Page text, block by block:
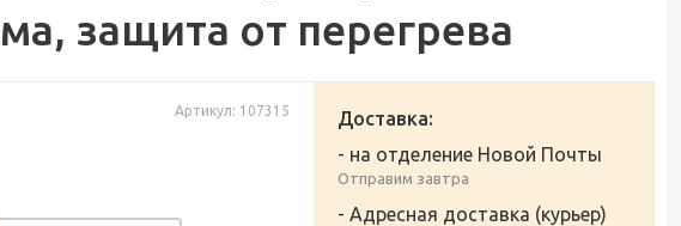
защита от перегрева
Артикул: 107315
Доставка:
- на отделение Новой Почты
Отправим завтра
- Адресная доставка (курьер)